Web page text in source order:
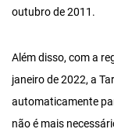
outubro de 2011.
Além disso, com a
janeiro de 2022, a
automaticamente
não é mais